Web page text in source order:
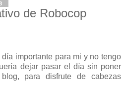
de Robocop
importante para mi y no tengo
dejar pasar el día sin poner
para disfrute de cabezas